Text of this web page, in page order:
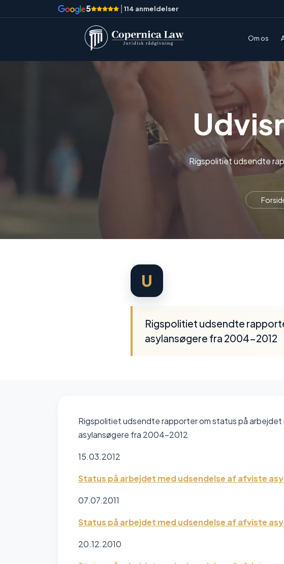
5 114 anmeldelser
Om os
Rigspolitiet udsendte
U
Rigspolitiet udsendte
asylansøgere fra 2004-2012
Rigspolitiet udsendte rapporter om status på
asylansøgere fra 2004-2012
15.03.2012
Status på arbejdet med udsendelse af afviste
07.07.2011
Status på arbejdet med udsendelse af afviste
20.12.2010